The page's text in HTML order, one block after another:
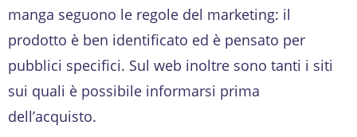
manga seguono le regole del marketing: il
prodotto è ben identificato ed è pensato per
pubblici specifici. Sul web inoltre sono tanti i siti
sui quali è possibile informarsi prima
dell’acquisto.